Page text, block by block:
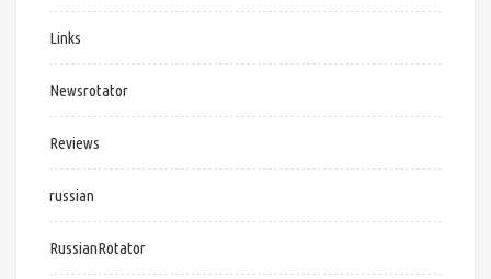
Links
Newsrotator
Reviews
russian
RussianRotator